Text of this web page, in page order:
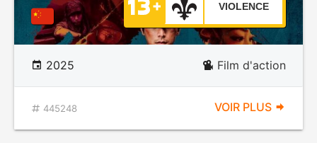
VIOLENCE
2025 Film d'action
445248 VOIR PLUS